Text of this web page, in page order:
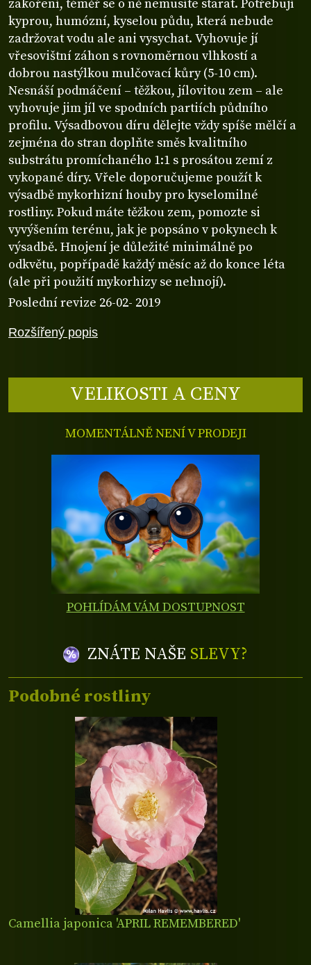
Rozšířený popis
zakoření, téměř se o ně nemusíte starat. Potřebují
kyprou, humózní, kyselou půdu, která nebude
zadržovat vodu ale ani vysychat. Vyhovuje jí
vřesovištní záhon s rovnoměrnou vlhkostí a
dobrou nastýlkou mulčovací kůry (5-10 cm).
Nesnáší podmáčení – těžkou, jílovitou zem – ale
vyhovuje jim jíl ve spodních partiích půdního
profilu. Výsadbovou díru dělejte vždy spíše mělčí a
zejména do stran doplňte směs kvalitního
substrátu promíchaného 1:1 s prosátou zemí z
vykopané díry. Vřele doporučujeme použít k
výsadbě mykorhizní houby pro kyselomilné
rostliny. Pokud máte těžkou zem, pomozte si
vyvýšením terénu, jak je popsáno v pokynech k
výsadbě. Hnojení je důležité minimálně po
odkvětu, popřípadě každý měsíc až do konce léta
(ale při použití mykorhizy se nehnojí).
Poslední revize 26-02- 2019
VELIKOSTI A CENY
MOMENTÁLNĚ NENÍ V PRODEJI
POHLÍDÁM VÁM DOSTUPNOST
ZNÁTE NAŠE SLEVY?
Podobné rostliny
Camellia japonica 'APRIL REMEMBERED'